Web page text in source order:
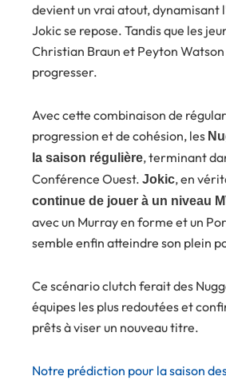
devient un vrai atout, dynamisant
Jokic se repose. Tandis que les
Christian Braun et Peyton
progresser.
Avec cette combinaison de
progression et de cohésion, les
la saison régulière, terminant
Conférence Ouest. Jokic, en
continue de jouer à un niveau
avec un Murray en forme et un
semble enfin atteindre son plein
Ce scénario clutch ferait des
équipes les plus redoutées et
prêts à viser un nouveau titre.
Notre prédiction pour la saison